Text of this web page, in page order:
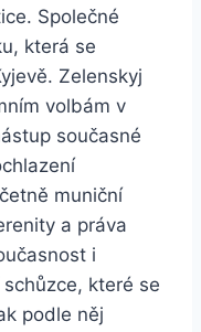
Společné
která se
Zelenskyj
volbám v
současné
muniční
a práva
i
které se
podle něj